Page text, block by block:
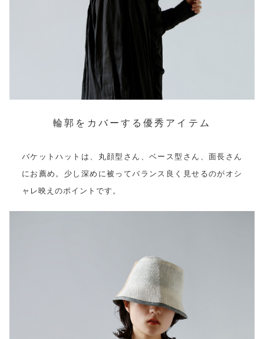
輪郭をカバーする優秀アイテム
バケットハットは、丸顔型さん、ベース型さん、面長さん
にお薦め。少し深めに被ってバランス良く見せるのがオシ
ャレ映えのポイントです。